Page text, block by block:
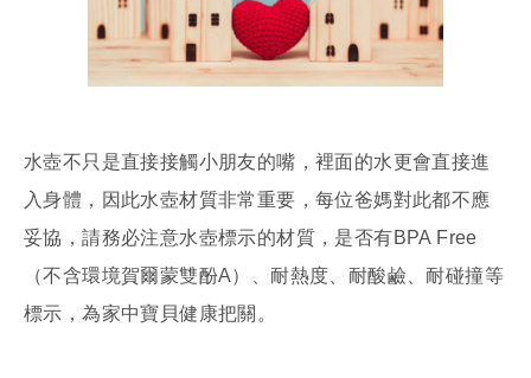
水壺不只是直接接觸小朋友的嘴，裡面的水更會直接進
入身體，因此水壺材質非常重要，每位爸媽對此都不應
妥協，請務必注意水壺標示的材質，是否有BPA Free
（不含環境賀爾蒙雙酚A）、耐熱度、耐酸鹼、耐碰撞等
標示，為家中寶貝健康把關。